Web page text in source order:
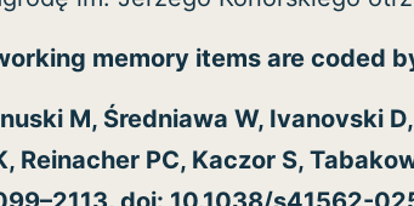
memory items are coded
M, Średniawa W, Ivanovski
Reinacher PC, Kaczor S,